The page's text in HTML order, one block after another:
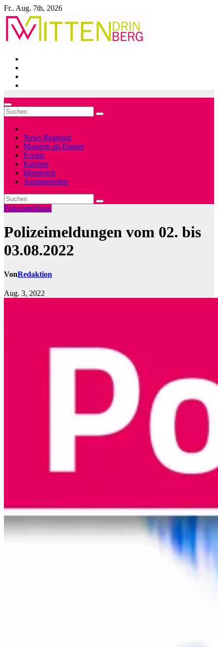
Zum
Inhalt
springen
Fr.. Aug. 7th, 2026
News Regional
Magazin als Epaper
Events
Karriere
Ideenreich
Auslagestellen
Polizeimeldung
Polizeimeldungen vom 02. bis
03.08.2022
VonRedaktion
Aug. 3, 2022